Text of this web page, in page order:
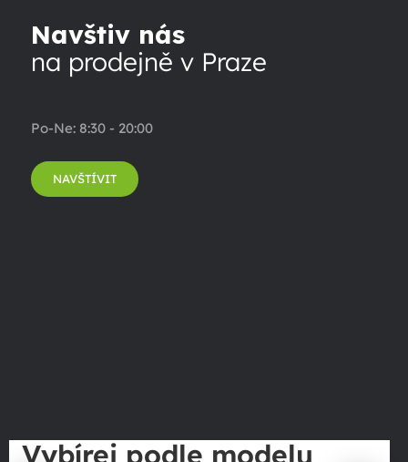
Navštiv nás
na prodejně v Praze
Po-Ne: 8:30 - 20:00
NAVŠTÍVIT
Vybírej podle modelu